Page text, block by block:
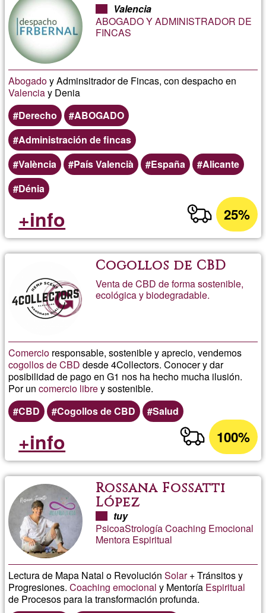
Valencia
ABOGADO Y ADMINISTRADOR DE
FINCAS
Abogadoy Adminsitrador de Fincas, con despacho en
Valenciay Denia
Derecho
ABOGADO
Administración de fincas
València
País Valencià España
Alicante
Dénia
25%
+info
Cogollos de CBD
Venta de CBD de forma sostenible,
ecológica y biodegradable.
Comercio responsable, sostenible y aprecio, vendemos
cogollos de CBD desde 4Collectors. Conocer y dar
posibilidad de pago en G1 nos ha hecho mucha ilusión.
Por uncomercio librey sostenible.
CBD
Cogollos de CBD Salud
100%
+info
Rossana Fossatti
López
tuy
PsicoaStrología Coaching Emocional
Mentora Espiritual
Lectura de Mapa Natal o RevoluciónSolar+ Tránsitos y
Progresiones.Coaching emocional y Mentoría Espiritual
de Procesos para la transformación profunda.